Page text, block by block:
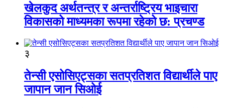
खेलकुद अर्थतन्त्र र अन्तर्राष्ट्रिय भाइचारा
विकासको माध्यमका रूपमा रहेको छ: प्रचण्ड
३
तेन्सी एसोसिएट्सका सतप्रतिशत विद्यार्थीले पाए
जापान जान सिओई